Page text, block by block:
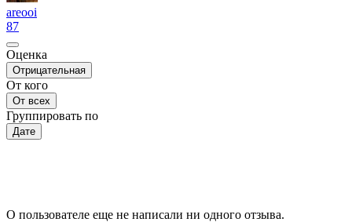
areooi
87
Оценка
Отрицательная
От кого
От всех
Группировать по
Дате
О пользователе еще не написали ни одного отзыва.